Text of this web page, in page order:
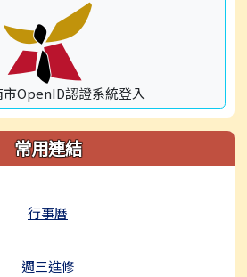
OpenID認證系統登入
常用連結
行事曆
週三進修